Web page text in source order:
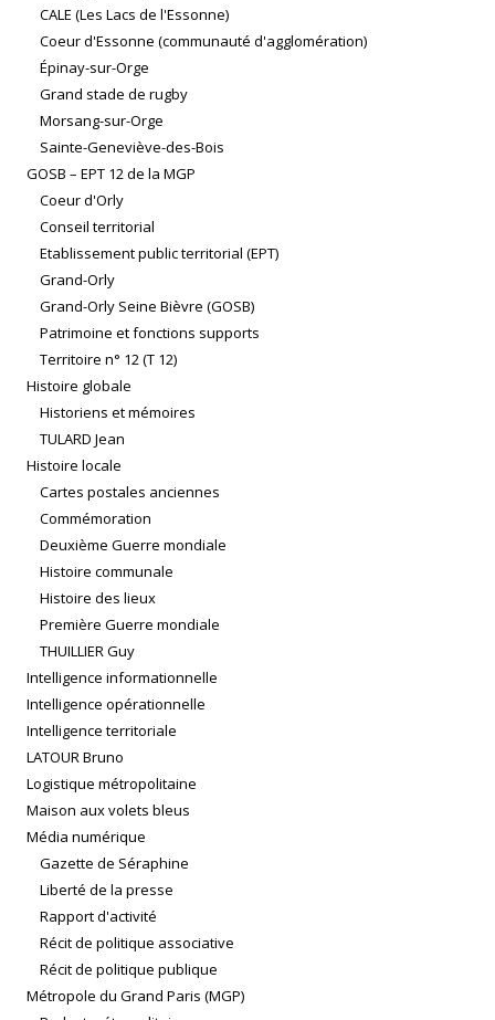
CALE (Les Lacs de l'Essonne)
Coeur d'Essonne (communauté d'agglomération)
Épinay-sur-Orge
Grand stade de rugby
Morsang-sur-Orge
Sainte-Geneviève-des-Bois
GOSB – EPT 12 de la MGP
Coeur d'Orly
Conseil territorial
Etablissement public territorial (EPT)
Grand-Orly
Grand-Orly Seine Bièvre (GOSB)
Patrimoine et fonctions supports
Territoire n° 12 (T 12)
Histoire globale
Historiens et mémoires
TULARD Jean
Histoire locale
Cartes postales anciennes
Commémoration
Deuxième Guerre mondiale
Histoire communale
Histoire des lieux
Première Guerre mondiale
THUILLIER Guy
Intelligence informationnelle
Intelligence opérationnelle
Intelligence territoriale
LATOUR Bruno
Logistique métropolitaine
Maison aux volets bleus
Média numérique
Gazette de Séraphine
Liberté de la presse
Rapport d'activité
Récit de politique associative
Récit de politique publique
Métropole du Grand Paris (MGP)